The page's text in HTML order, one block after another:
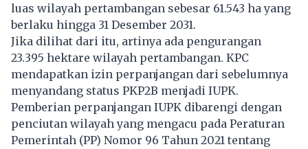
luas wilayah pertambangan sebesar 61.543 ha yang
berlaku hingga 31 Desember 2031.
Jika dilihat dari itu, artinya ada pengurangan
23.395 hektare wilayah pertambangan. KPC
mendapatkan izin perpanjangan dari sebelumnya
menyandang status PKP2B menjadi IUPK.
Pemberian perpanjangan IUPK dibarengi dengan
penciutan wilayah yang mengacu pada Peraturan
Pemerintah (PP) Nomor 96 Tahun 2021 tentang